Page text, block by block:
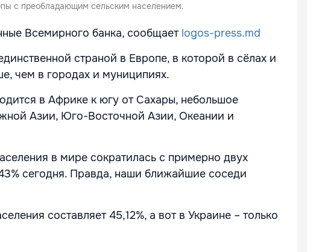
с преобладающим сельским населением.
Всемирного банка, сообщаетlogos-press.md
страной в Европе, в которой в сёлах и
чем в городах и муниципиях.
в Африке к югу от Сахары, небольшое
Азии, Юго-Восточной Азии, Океании и
в мире сократилась с примерно двух
сегодня. Правда, наши ближайшие соседи
составляет 45,12%, а вот в Украине – только